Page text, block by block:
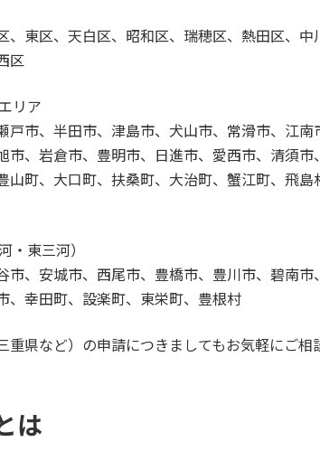
、東区、天白区、昭和区、瑞穂区、熱田区、
区
リア
戸市、半田市、津島市、犬山市、常滑市、江
市、岩倉市、豊明市、日進市、愛西市、清須市
山町、大口町、扶桑町、大治町、蟹江町、飛
・東三河）
市、安城市、西尾市、豊橋市、豊川市、碧南
、幸田町、設楽町、東栄町、豊根村
県など）の申請につきましてもお気軽にご相
は